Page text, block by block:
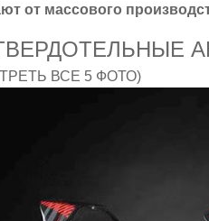
от массового
ВСЕ 5 ФОТО)